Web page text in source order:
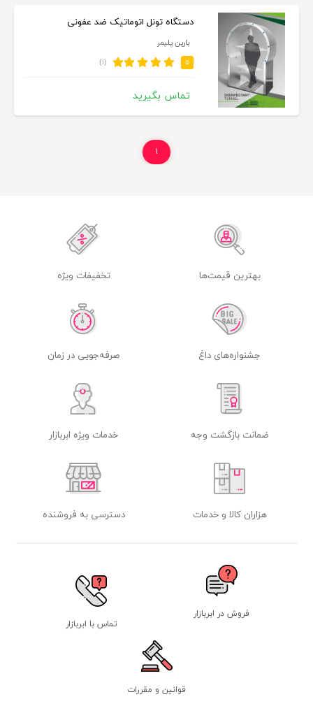
دستگاه تونل اتوماتیک ضد عفونی
بارین پلیمر
۵ (۱)
تماس بگیرید
۱
بهترین قیمت‌ها تخفیفات ویژه
جشنواره‌های داغ صرفه‌جویی در زمان
ضمانت بازگشت وجه خدمات ویژه ابربازار
هزاران کالا و خدمات دسترسی به فروشنده
فروش در ابربازار
تماس با ابربازار
قوانین و مقررات